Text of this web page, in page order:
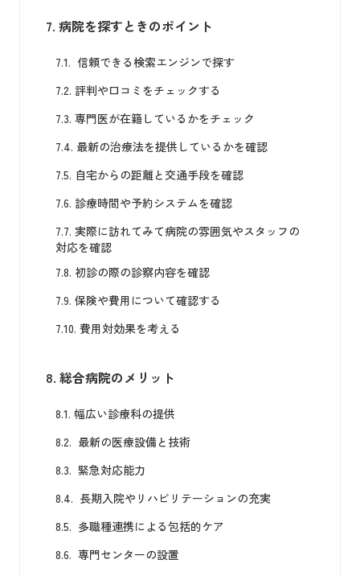
7. 病院を探すときのポイント
7.1. 信頼できる検索エンジンで探す
7.2. 評判や口コミをチェックする
7.3. 専門医が在籍しているかをチェック
7.4. 最新の治療法を提供しているかを確認
7.5. 自宅からの距離と交通手段を確認
7.6. 診療時間や予約システムを確認
7.7. 実際に訪れてみて病院の雰囲気やスタッフの
対応を確認
7.8. 初診の際の診察内容を確認
7.9. 保険や費用について確認する
7.10. 費用対効果を考える
8. 総合病院のメリット
8.1. 幅広い診療科の提供
8.2. 最新の医療設備と技術
8.3. 緊急対応能力
8.4. 長期入院やリハビリテーションの充実
8.5. 多職種連携による包括的ケア
8.6. 専門センターの設置